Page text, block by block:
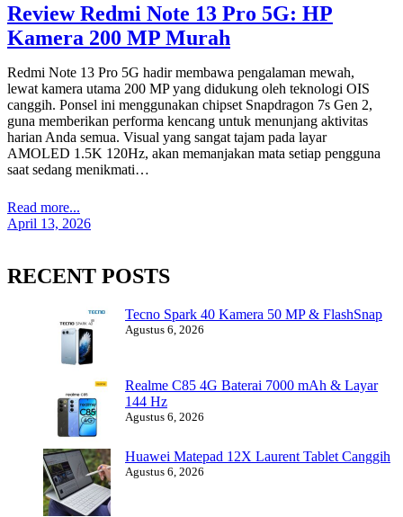
Review Redmi Note 13 Pro 5G: HP
Kamera 200 MP Murah
Redmi Note 13 Pro 5G hadir membawa pengalaman mewah,
lewat kamera utama 200 MP yang didukung oleh teknologi OIS
canggih. Ponsel ini menggunakan chipset Snapdragon 7s Gen 2,
guna memberikan performa kencang untuk menunjang aktivitas
harian Anda semua. Visual yang sangat tajam pada layar
AMOLED 1.5K 120Hz, akan memanjakan mata setiap pengguna
saat sedang menikmati…
Read more...
April 13, 2026
RECENT POSTS
Tecno Spark 40 Kamera 50 MP & FlashSnap
Agustus 6, 2026
Realme C85 4G Baterai 7000 mAh & Layar
144 Hz
Agustus 6, 2026
Huawei Matepad 12X Laurent Tablet Canggih
Agustus 6, 2026